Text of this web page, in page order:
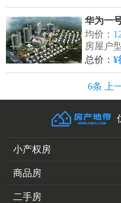
华为一
均价：
房屋户
总价：¥
6条 上
小产权房
商品房
二手房